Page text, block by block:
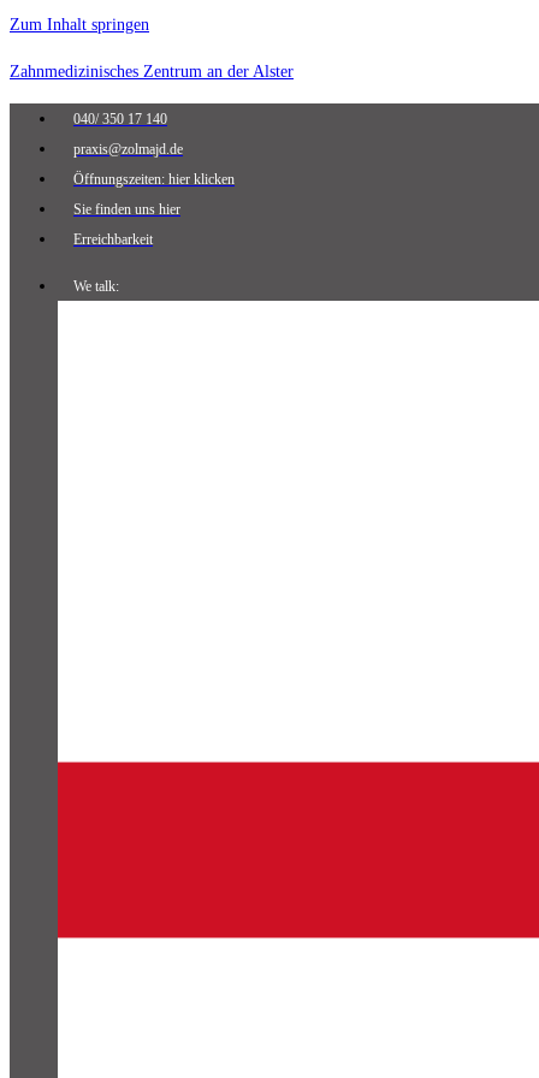
Zum Inhalt springen
Zahnmedizinisches Zentrum an der Alster
040/ 350 17 140
praxis@zolmajd.de
Öffnungszeiten: hier klicken
Sie finden uns hier
Erreichbarkeit
We talk: